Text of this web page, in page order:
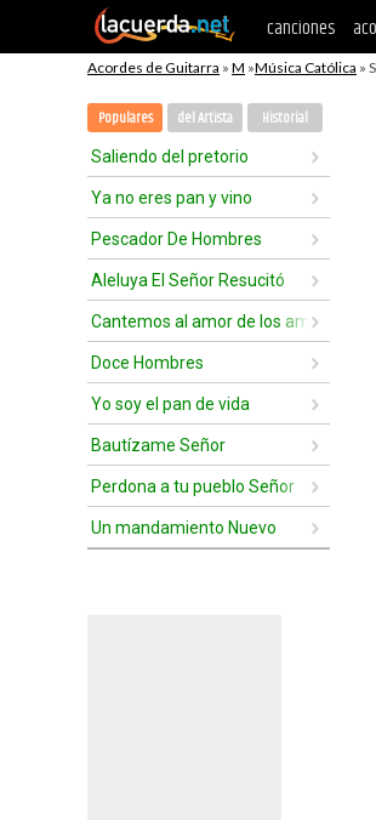
canciones
Acordes de Guitarra » M »Música Católica »
Populares del Artista Historial
Saliendo del pretorio
Ya no eres pan y vino
Pescador De Hombres
Aleluya El Señor Resucitó
Cantemos al amor de los amores
Doce Hombres
Yo soy el pan de vida
Bautízame Señor
Perdona a tu pueblo Señor
Un mandamiento Nuevo